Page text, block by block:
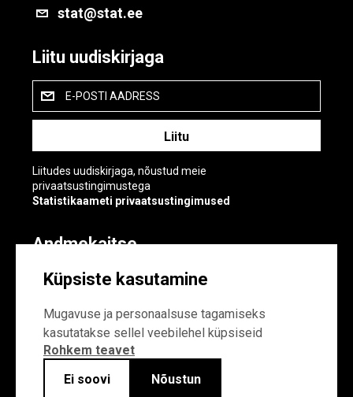
stat@stat.ee
Liitu uudiskirjaga
E-POSTI AADRESS
Liitudes uudiskirjaga, nõustud meie
privaatsustingimustega
Statistikaameti privaatsustingimused
Andmekaitse
Küpsiste sätted
Küpsiste kasutamine
Mugavuse ja personaalsuse tagamiseks
kasutatakse sellel veebilehel küpsiseid
Rohkem teavet
Ei soovi
Nõustun